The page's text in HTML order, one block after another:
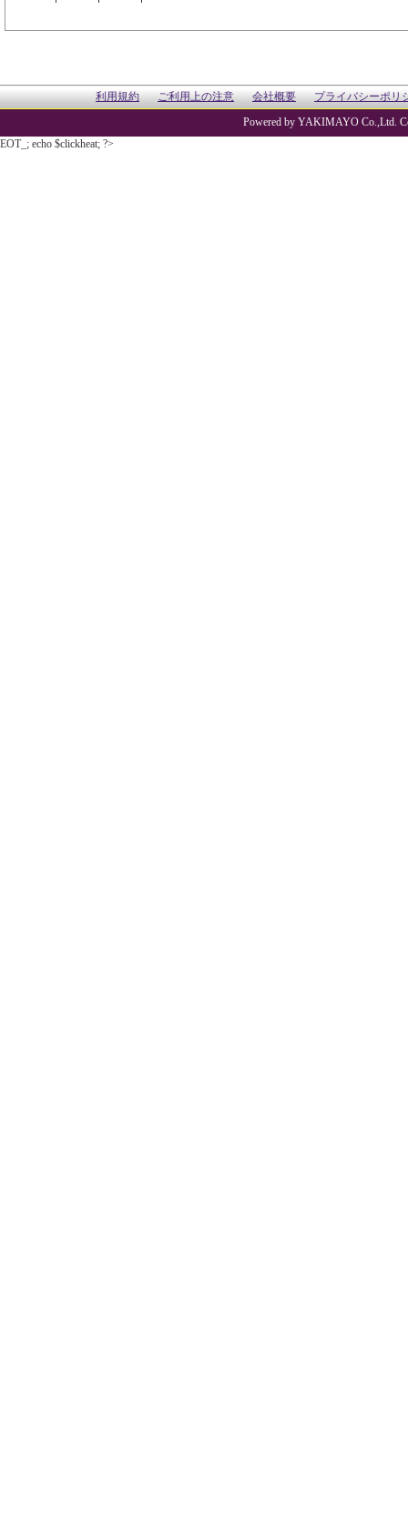
利用規約 ご利用上の注意 会社概要 プライバシーポリ
Powered by YAKIMAYO Co.,Ltd.
EOT_; echo $clickheat; ?>